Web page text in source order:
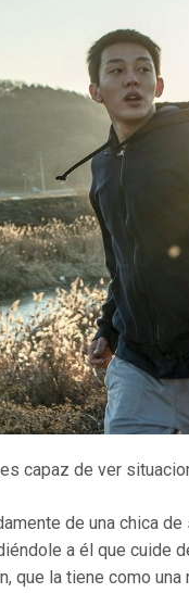
capaz de ver
de una chica
a él que cuide
que la tiene como